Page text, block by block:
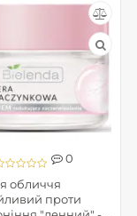
0
обличчя
проти